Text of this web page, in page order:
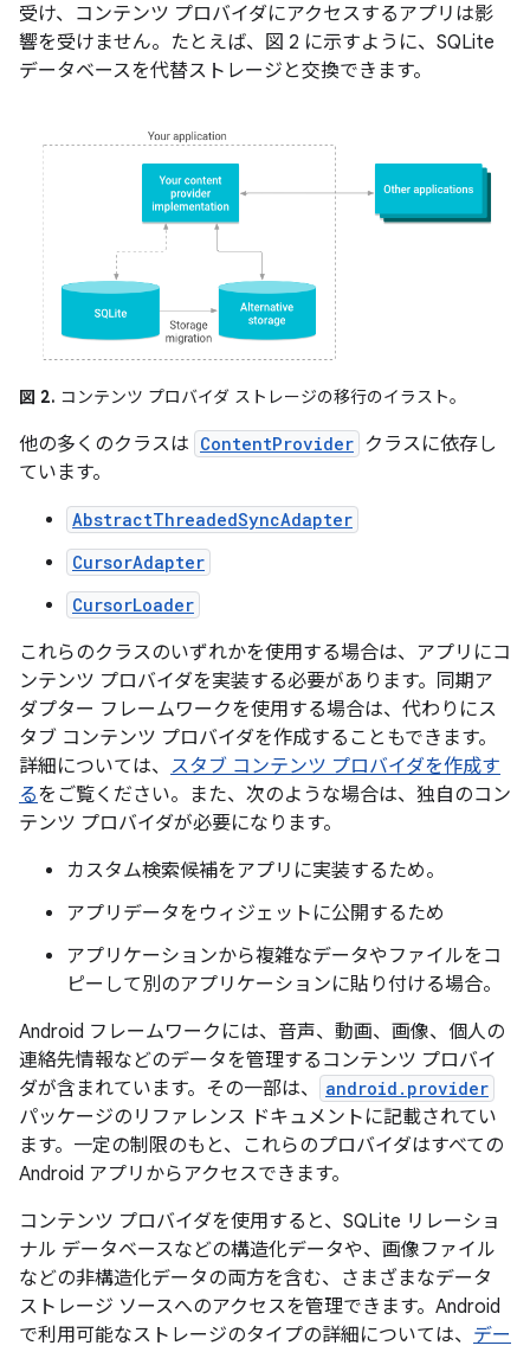
受け、コンテンツ プロバイダにアクセスするアプリは影
響を受けません。たとえば、図 2 に示すように、SQLite
データベースを代替ストレージと交換できます。
図 2. コンテンツ プロバイダ ストレージの移行のイラスト。
他の多くのクラスは ContentProvider クラスに依存し
ています。
AbstractThreadedSyncAdapter
CursorAdapter
CursorLoader
これらのクラスのいずれかを使用する場合は、アプリにコ
ンテンツ プロバイダを実装する必要があります。同期ア
ダプター フレームワークを使用する場合は、代わりにス
タブ コンテンツ プロバイダを作成することもできます。
詳細については、 スタブ コンテンツ プロバイダを作成す
るをご覧ください。また、次のような場合は、独自のコン
テンツ プロバイダが必要になります。
カスタム検索候補をアプリに実装するため。
アプリデータをウィジェットに公開するため
アプリケーションから複雑なデータやファイルをコ
ピーして別のアプリケーションに貼り付ける場合。
Android フレームワークには、音声、動画、画像、個人の
連絡先情報などのデータを管理するコンテンツ プロバイ
ダが含まれています。その一部は、
android.provider
パッケージのリファレンス ドキュメントに記載されてい
ます。一定の制限のもと、これらのプロバイダはすべての
Android アプリからアクセスできます。
コンテンツ プロバイダを使用すると、SQLite リレーショ
ナル データベースなどの構造化データや、画像ファイル
などの非構造化データの両方を含む、さまざまなデータ
ストレージ ソースへのアクセスを管理できます。Android
で利用可能なストレージのタイプの詳細については、 デー